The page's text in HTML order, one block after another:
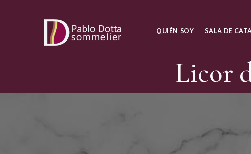
QUIÉN SOY SALA DE CATA
Licor